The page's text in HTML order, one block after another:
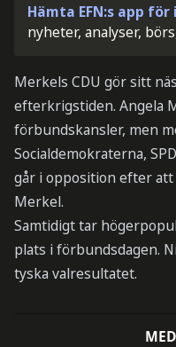
Hämta EFN:s app för
nyheter, analyser,
Merkels CDU gör sitt
efterkrigstiden. Angela
förbundskansler, men
Socialdemokraterna,
går i opposition efter
Merkel.
Samtidigt tar
plats i förbundsdagen.
tyska valresultatet.